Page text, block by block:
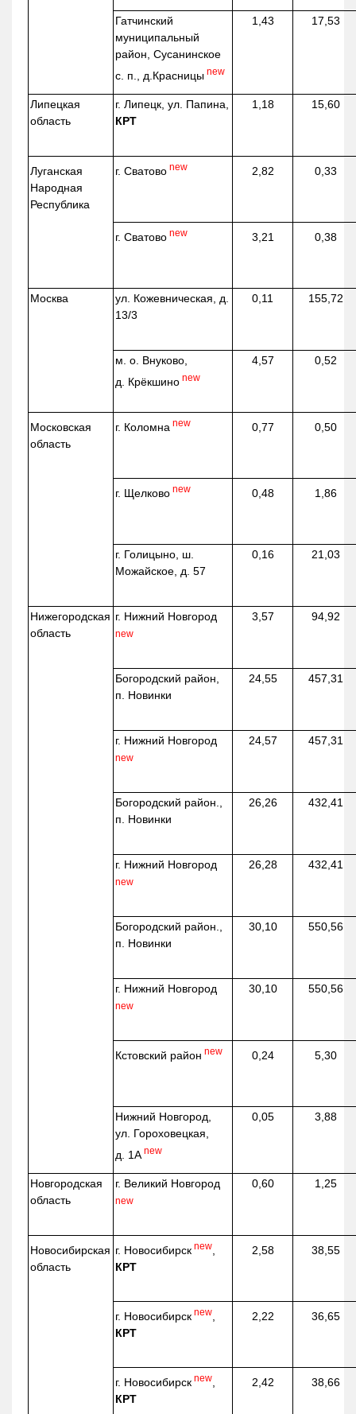
Гатчинский
муниципальный
район, Сусанинское
с. п., д.Красницы new
1,43 17,53
Липецкая
область
г. Липецк, ул. Папина,
КРТ
1,18 15,60
Луганская
Народная
Республика
г. Сватово new 2,82 0,33
г. Сватово new 3,21 0,38
Москва ул. Кожевническая, д.
13/3
0,11 155,72
м. о. Внуково,
д. Крёкшино new
4,57 0,52
Московская
область
г. Коломна new 0,77 0,50
г. Щелково new 0,48 1,86
г. Голицыно, ш.
Можайское, д. 57
0,16 21,03
Нижегородская
область
г. Нижний Новгород
new
3,57 94,92
Богородский район,
п. Новинки
24,55 457,31
г. Нижний Новгород
new
24,57 457,31
Богородский район.,
п. Новинки
26,26 432,41
г. Нижний Новгород
new
26,28 432,41
Богородский район.,
п. Новинки
30,10 550,56
г. Нижний Новгород
new
30,10 550,56
Кстовский район new 0,24 5,30
Нижний Новгород,
ул. Гороховецкая,
д. 1А new
0,05 3,88
Новгородская
область
г. Великий Новгород
new
0,60 1,25
Новосибирская
область
г. Новосибирск new
КРТ
2,58 38,55
г. Новосибирск new
КРТ
2,22 36,65
г. Новосибирск new
КРТ
2,42 38,66